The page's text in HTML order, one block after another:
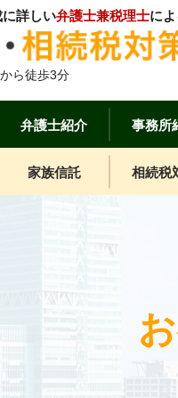
詳しい弁護士兼税理士に
ら徒歩3分
弁護士紹介 事務所
家族信託 相続税